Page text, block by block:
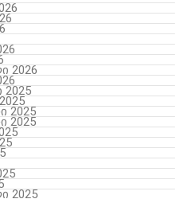
2026
2025
2025
2025
2025